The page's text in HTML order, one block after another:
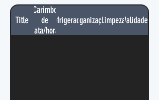
Title
Carimbo
de
data/hora
RefrigeradorOrganizaçãoLimpezaValidades